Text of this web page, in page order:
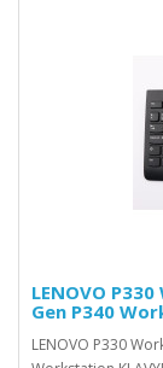
LENOVO
Gen P340
LENOVO P330